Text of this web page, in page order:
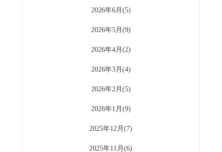
2026年6月(5)
2026年5月(9)
2026年4月(2)
2026年3月(4)
2026年2月(5)
2026年1月(9)
2025年12月(7)
2025年11月(6)